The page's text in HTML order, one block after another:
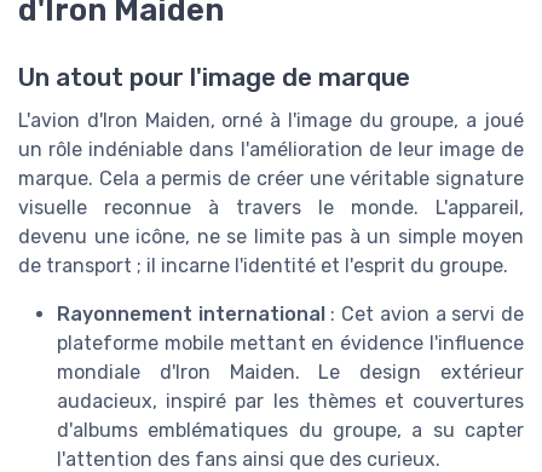
d'Iron Maiden
Un atout pour l'image de marque
L'avion d'Iron Maiden, orné à l'image du groupe, a joué
un rôle indéniable dans l'amélioration de leur image de
marque. Cela a permis de créer une véritable signature
visuelle reconnue à travers le monde. L'appareil,
devenu une icône, ne se limite pas à un simple moyen
de transport ; il incarne l'identité et l'esprit du groupe.
Rayonnement international: Cet avion a servi de
plateforme mobile mettant en évidence l'influence
mondiale d'Iron Maiden. Le design extérieur
audacieux, inspiré par les thèmes et couvertures
d'albums emblématiques du groupe, a su capter
l'attention des fans ainsi que des curieux.